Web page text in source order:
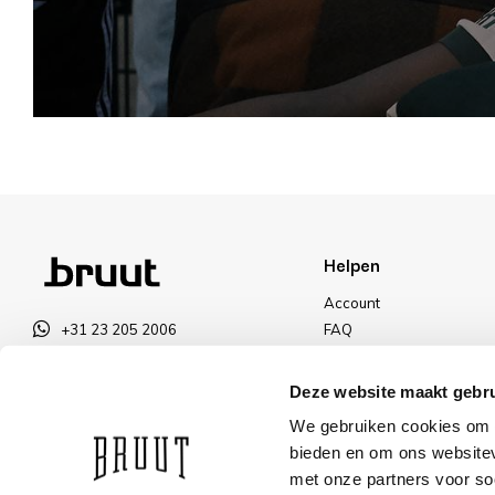
Deze website maakt
We gebruiken cookies
bieden en om ons
met onze partners voor
+31 23 205 2006
OPENINGSTIJDEN
Helpen
Account
FAQ
Betalen
Kortingen